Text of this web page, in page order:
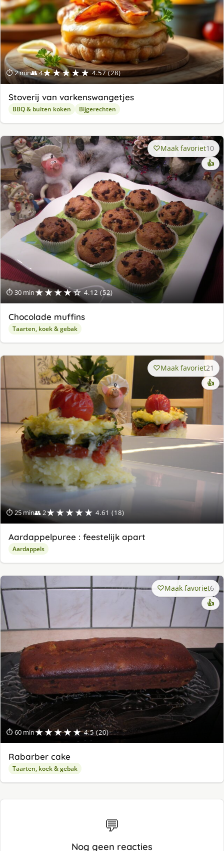
⏱ 2 min👥 4★★★★★ 4.57 (28)
Stoverij van varkenswangetjes
BBQ & buiten koken Bijgerechten
⏱ 30 min★★★★☆ 4.12 (52)
Maak favoriet10
👍
Chocolade muffins
Taarten, koek & gebak
⏱ 25 min👥 2★★★★★ 4.61 (18)
Maak favoriet21
👍
Aardappelpuree : feestelijk apart
Aardappels
⏱ 60 min★★★★★ 4.5 (20)
Maak favoriet6
👍
Rabarber cake
Taarten, koek & gebak
💬
Nog geen reacties